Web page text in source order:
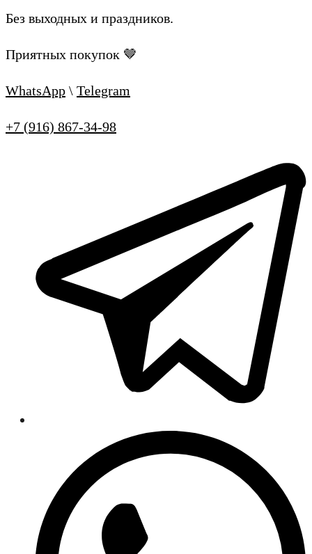
Без выходных и праздников.
Приятных покупок 🤎
WhatsApp \ Telegram
+7 (916) 867-34-98